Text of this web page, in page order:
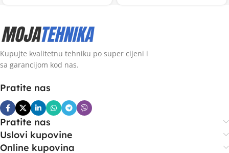
Kupujte kvalitetnu tehniku po super cijeni i
sa garancijom kod nas.
Pratite nas
Pratite nas
Uslovi kupovine
Online kupovina